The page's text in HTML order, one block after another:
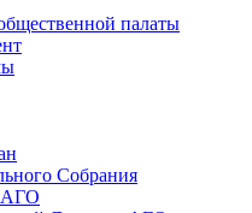
палаты
Собрания
АГО